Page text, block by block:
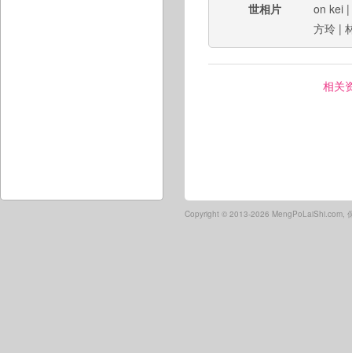
世相片
on kei |
方玲 |
相关
Copyright © 2013-2026 MengPoLaiShi.com,